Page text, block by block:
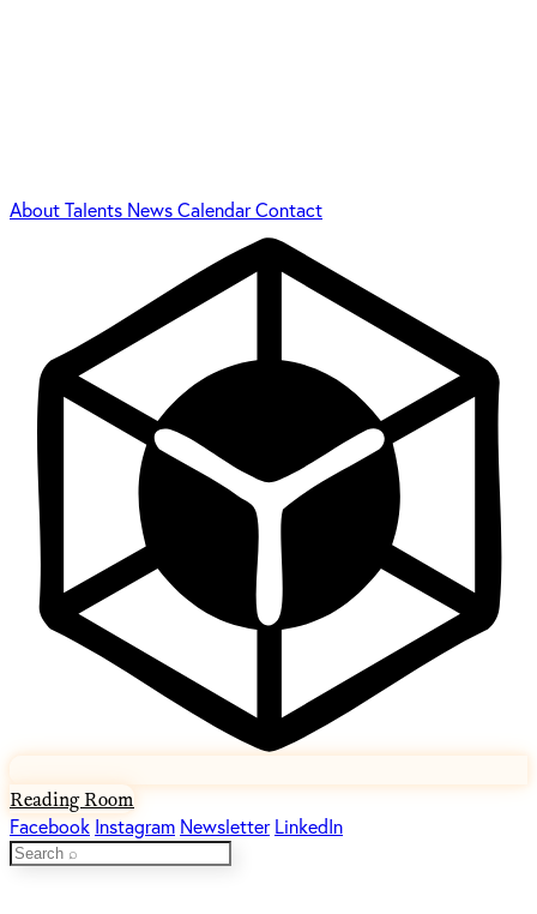
AboutTalents NewsCalendarContact
Reading Room
Facebook Instagram Newsletter LinkedIn